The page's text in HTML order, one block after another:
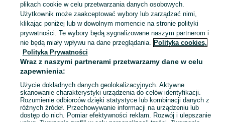
Skorzystaj z największego serwisu ogłoszeniowego - Bożepole Małe i okolice! Kupuj to, czego pragniesz i sprzedawaj to, czego już nie potrzebujesz!
Mapa kategorii
Mapa miejscowości
Mapa ministron
Popularne wyszukiwania
plikach cookie w celu przetwarzania danych osobowych.
Użytkownik może zaakceptować wybory lub zarządzać nimi,
klikając poniżej lub w dowolnym momencie na stronie polityki
prywatności. Te wybory będą sygnalizowane naszym partnerom i
nie będą miały wpływu na dane przeglądania. Polityka cookies,
Polityka Prywatności
Wraz z naszymi partnerami przetwarzamy dane w celu
zapewnienia:
Użycie dokładnych danych geolokalizacyjnych. Aktywne
skanowanie charakterystyki urządzenia do celów identyfikacji.
Rozumienie odbiorców dzięki statystyce lub kombinacji danych z
różnych źródeł. Przechowywanie informacji na urządzeniu lub
dostęp do nich. Pomiar efektywności reklam. Rozwój i ulepszanie